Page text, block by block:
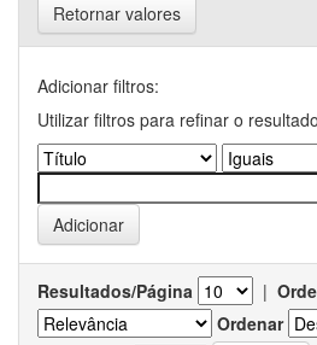
Retornar valores
Adicionar filtros:
Utilizar filtros para refinar o
Resultados/Página |
Ordenar